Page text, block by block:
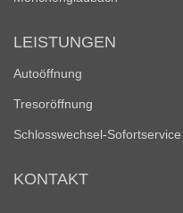
LEISTUNGEN
Autoöffnung
Tresoröffnung
Schlosswechsel-Sofortservice
KONTAKT